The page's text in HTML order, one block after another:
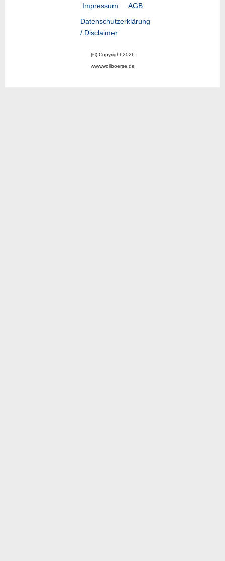
Impressum
AGB
Datenschutzerklärung
/ Disclaimer
(©) Copyright 2026
www.wollboerse.de